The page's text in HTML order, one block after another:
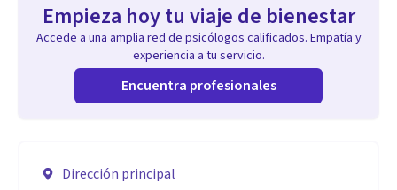
Empieza hoy tu viaje de bienestar
Accede a una amplia red de psicólogos calificados. Empatía y
experiencia a tu servicio.
Encuentra profesionales
Dirección principal